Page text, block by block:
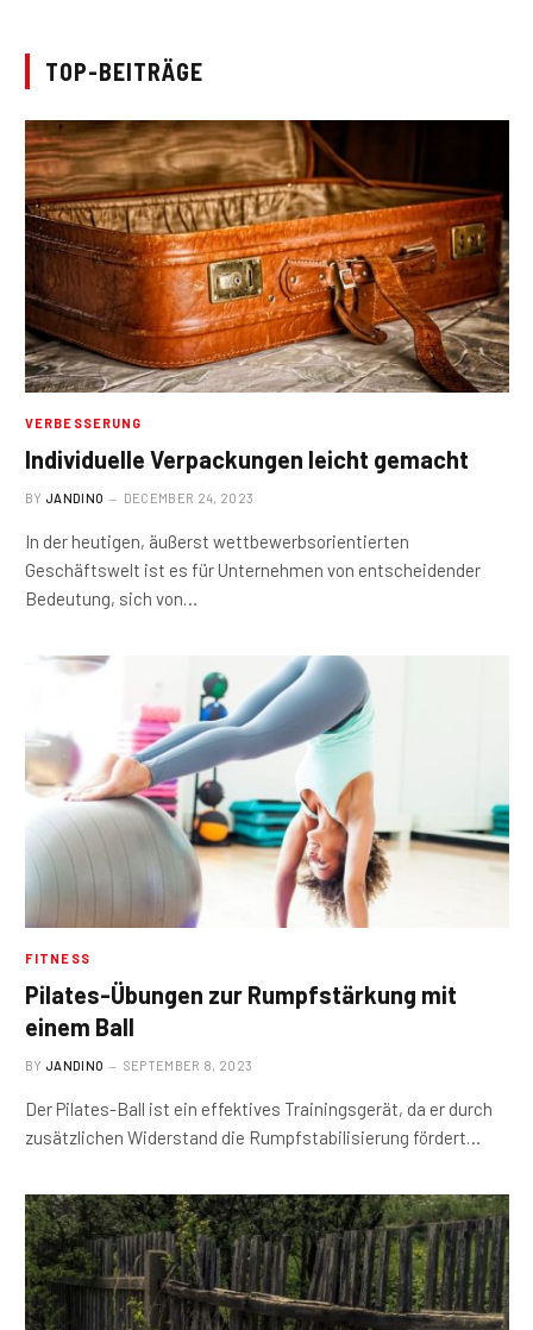
TOP-BEITRÄGE
VERBESSERUNG
Individuelle Verpackungen leicht gemacht
BY JANDINO DECEMBER 24, 2023
In der heutigen, äußerst wettbewerbsorientierten
Geschäftswelt ist es für Unternehmen von entscheidender
Bedeutung, sich von…
FITNESS
Pilates-Übungen zur Rumpfstärkung mit
einem Ball
BY JANDINO SEPTEMBER 8, 2023
Der Pilates-Ball ist ein effektives Trainingsgerät, da er durch
zusätzlichen Widerstand die Rumpfstabilisierung fördert…